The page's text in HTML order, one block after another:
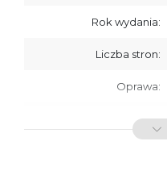
Rok wydania:
Liczba stron:
Oprawa:
ISBN